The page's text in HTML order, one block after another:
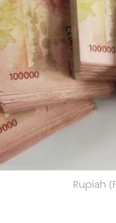
Rupiah